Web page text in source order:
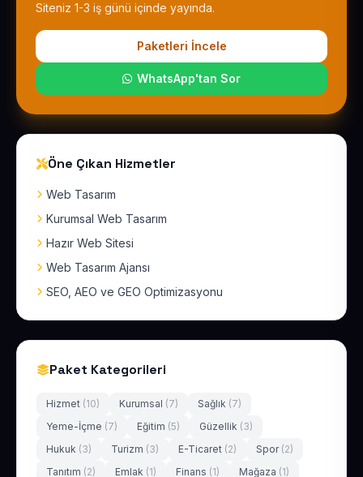
Siteniz 1-3 iş günü içinde yayında.
Paketleri İncele
WhatsApp'tan Sor
Öne Çıkan Hizmetler
Web Tasarım
Kurumsal Web Tasarım
Hazır Web Sitesi
Web Tasarım Ajansı
SEO, AEO ve GEO Optimizasyonu
Paket Kategorileri
Hizmet (10) Kurumsal (7) Sağlık (7)
Yeme-İçme (7) Eğitim (5) Güzellik (3)
Hukuk (3) Turizm (3) E-Ticaret (2) Spor (2)
Tanıtım (2) Emlak (1) Finans (1) Mağaza (1)